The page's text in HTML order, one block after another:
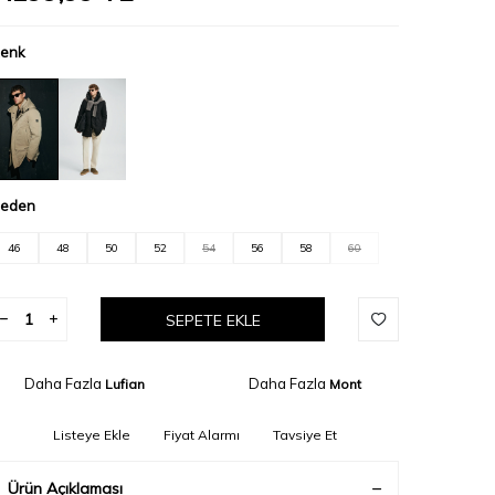
46 48 50 52 54 56 58 60
SEPETE EKLE
Daha Fazla Lufian Daha Fazla Mont
Listeye Ekle Fiyat Alarmı Tavsiye Et
Ürün Açıklaması